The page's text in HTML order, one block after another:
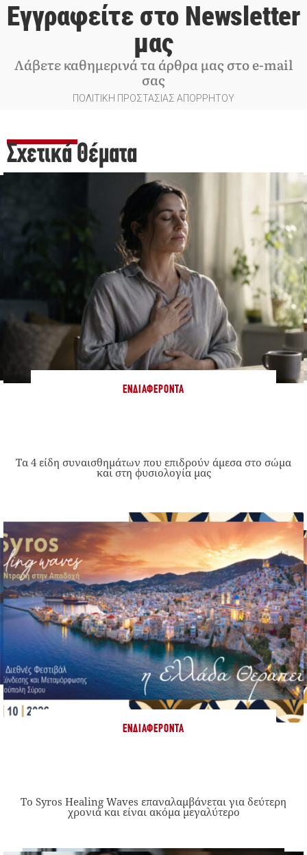
Εγγραφείτε στο Newsletter
μας
Λάβετε καθημερινά τα άρθρα μας στο e-mail
σας
ΠΟΛΙΤΙΚΗ ΠΡΟΣΤΑΣΙΑΣ ΑΠΟΡΡΗΤΟΥ
Σχετικά Θέματα
ΕΝΔΙΑΦΈΡΟΝΤΑ
Τα 4 είδη συναισθημάτων που επιδρούν άμεσα στο σώμα
και στη φυσιολογία μας
ΕΝΔΙΑΦΈΡΟΝΤΑ
Το Syros Healing Waves επαναλαμβάνεται για δεύτερη
χρονιά και είναι ακόμα μεγαλύτερο